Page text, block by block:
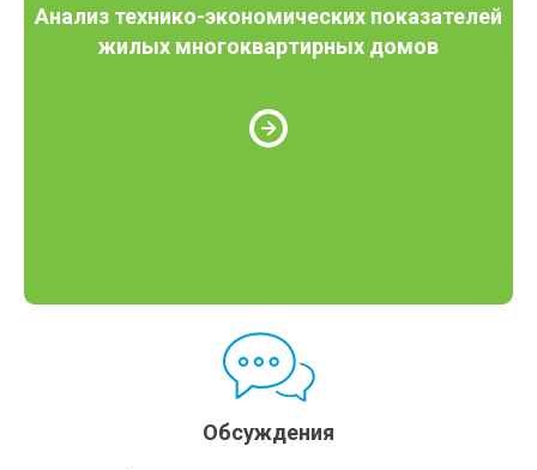
Анализ технико-экономических показателей
жилых многоквартирных домов
Обсуждения